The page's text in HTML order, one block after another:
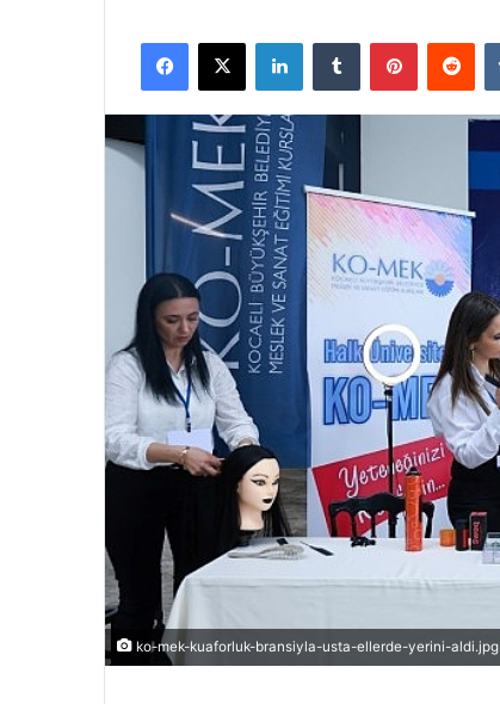
ko-mek-kuaforluk-bransiyla-usta-ellerde-yerini-aldi.jpg